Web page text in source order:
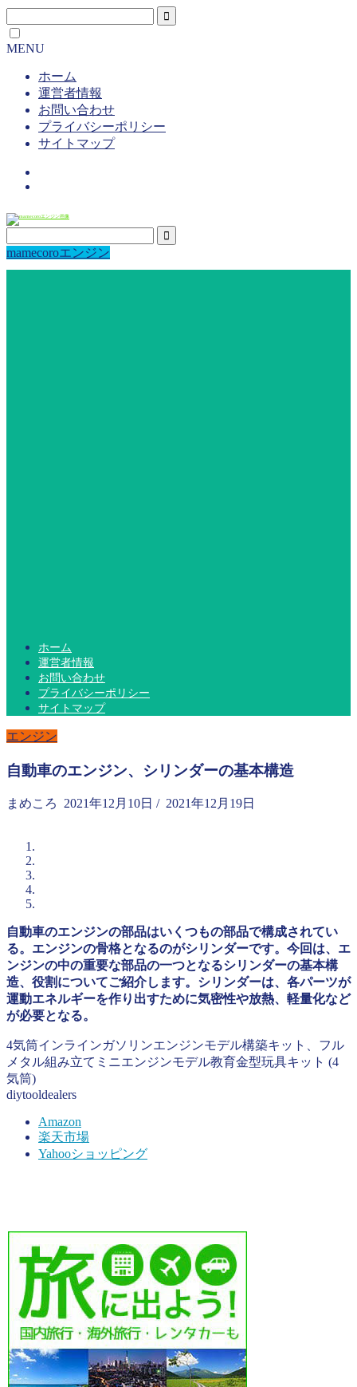
MENU
ホーム
運営者情報
お問い合わせ
プライバシーポリシー
サイトマップ
mamecoroエンジン
ホーム
運営者情報
お問い合わせ
プライバシーポリシー
サイトマップ
エンジン
自動車のエンジン、シリンダーの基本構造
まめころ 2021年12月10日 / 2021年12月19日
自動車のエンジンの部品はいくつもの部品で構成されてい
る。エンジンの骨格となるのがシリンダーです。今回は、エ
ンジンの中の重要な部品の一つとなるシリンダーの基本構
造、役割についてご紹介します。シリンダーは、各パーツが
運動エネルギーを作り出すために気密性や放熱、軽量化など
が必要となる。
4気筒インラインガソリンエンジンモデル構築キット、フル
メタル組み立てミニエンジンモデル教育金型玩具キット (4
気筒)
diytooldealers
Amazon
楽天市場
Yahooショッピング